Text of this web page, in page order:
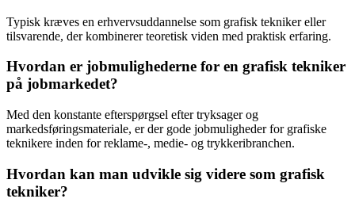
Typisk kræves en erhvervsuddannelse som grafisk tekniker eller
tilsvarende, der kombinerer teoretisk viden med praktisk erfaring.
Hvordan er jobmulighederne for en grafisk tekniker
på jobmarkedet?
Med den konstante efterspørgsel efter tryksager og
markedsføringsmateriale, er der gode jobmuligheder for grafiske
teknikere inden for reklame-, medie- og trykkeribranchen.
Hvordan kan man udvikle sig videre som grafisk
tekniker?